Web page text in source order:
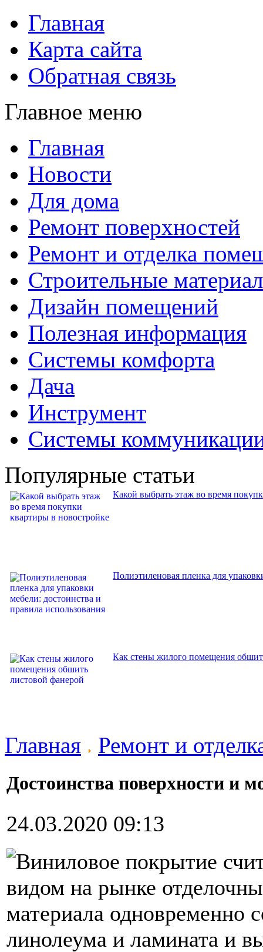
Главная
Карта сайта
Обратная связь
Главное меню
Главная
Новости
Для дома
Ремонт поверхностей
Ремонт и отделка
Строительные
Дизайн помещений
Полезная информация
Системы комфорта
Дача
Инструмент
Системы
Популярные статьи
Какой выбрать этаж во время
Полиэтиленовая пленка для
Как стены жилого помещения
Главная Ремонт и
Достоинства поверхности и
24.03.2020 09:13
Виниловое покрытие
видом на рынке
материала одновременно
линолеума и ламината и